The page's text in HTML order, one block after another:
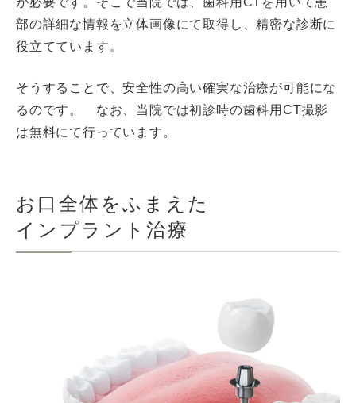
部の詳細な情報を立体画像にて取得し、精密な診断に
役立てています。
そうすることで、安全性の高い確実な治療が可能にな
るのです。 なお、当院では初診時の歯科用CT撮影
は無料にて行っています。
お口全体をふまえた
インプラント治療